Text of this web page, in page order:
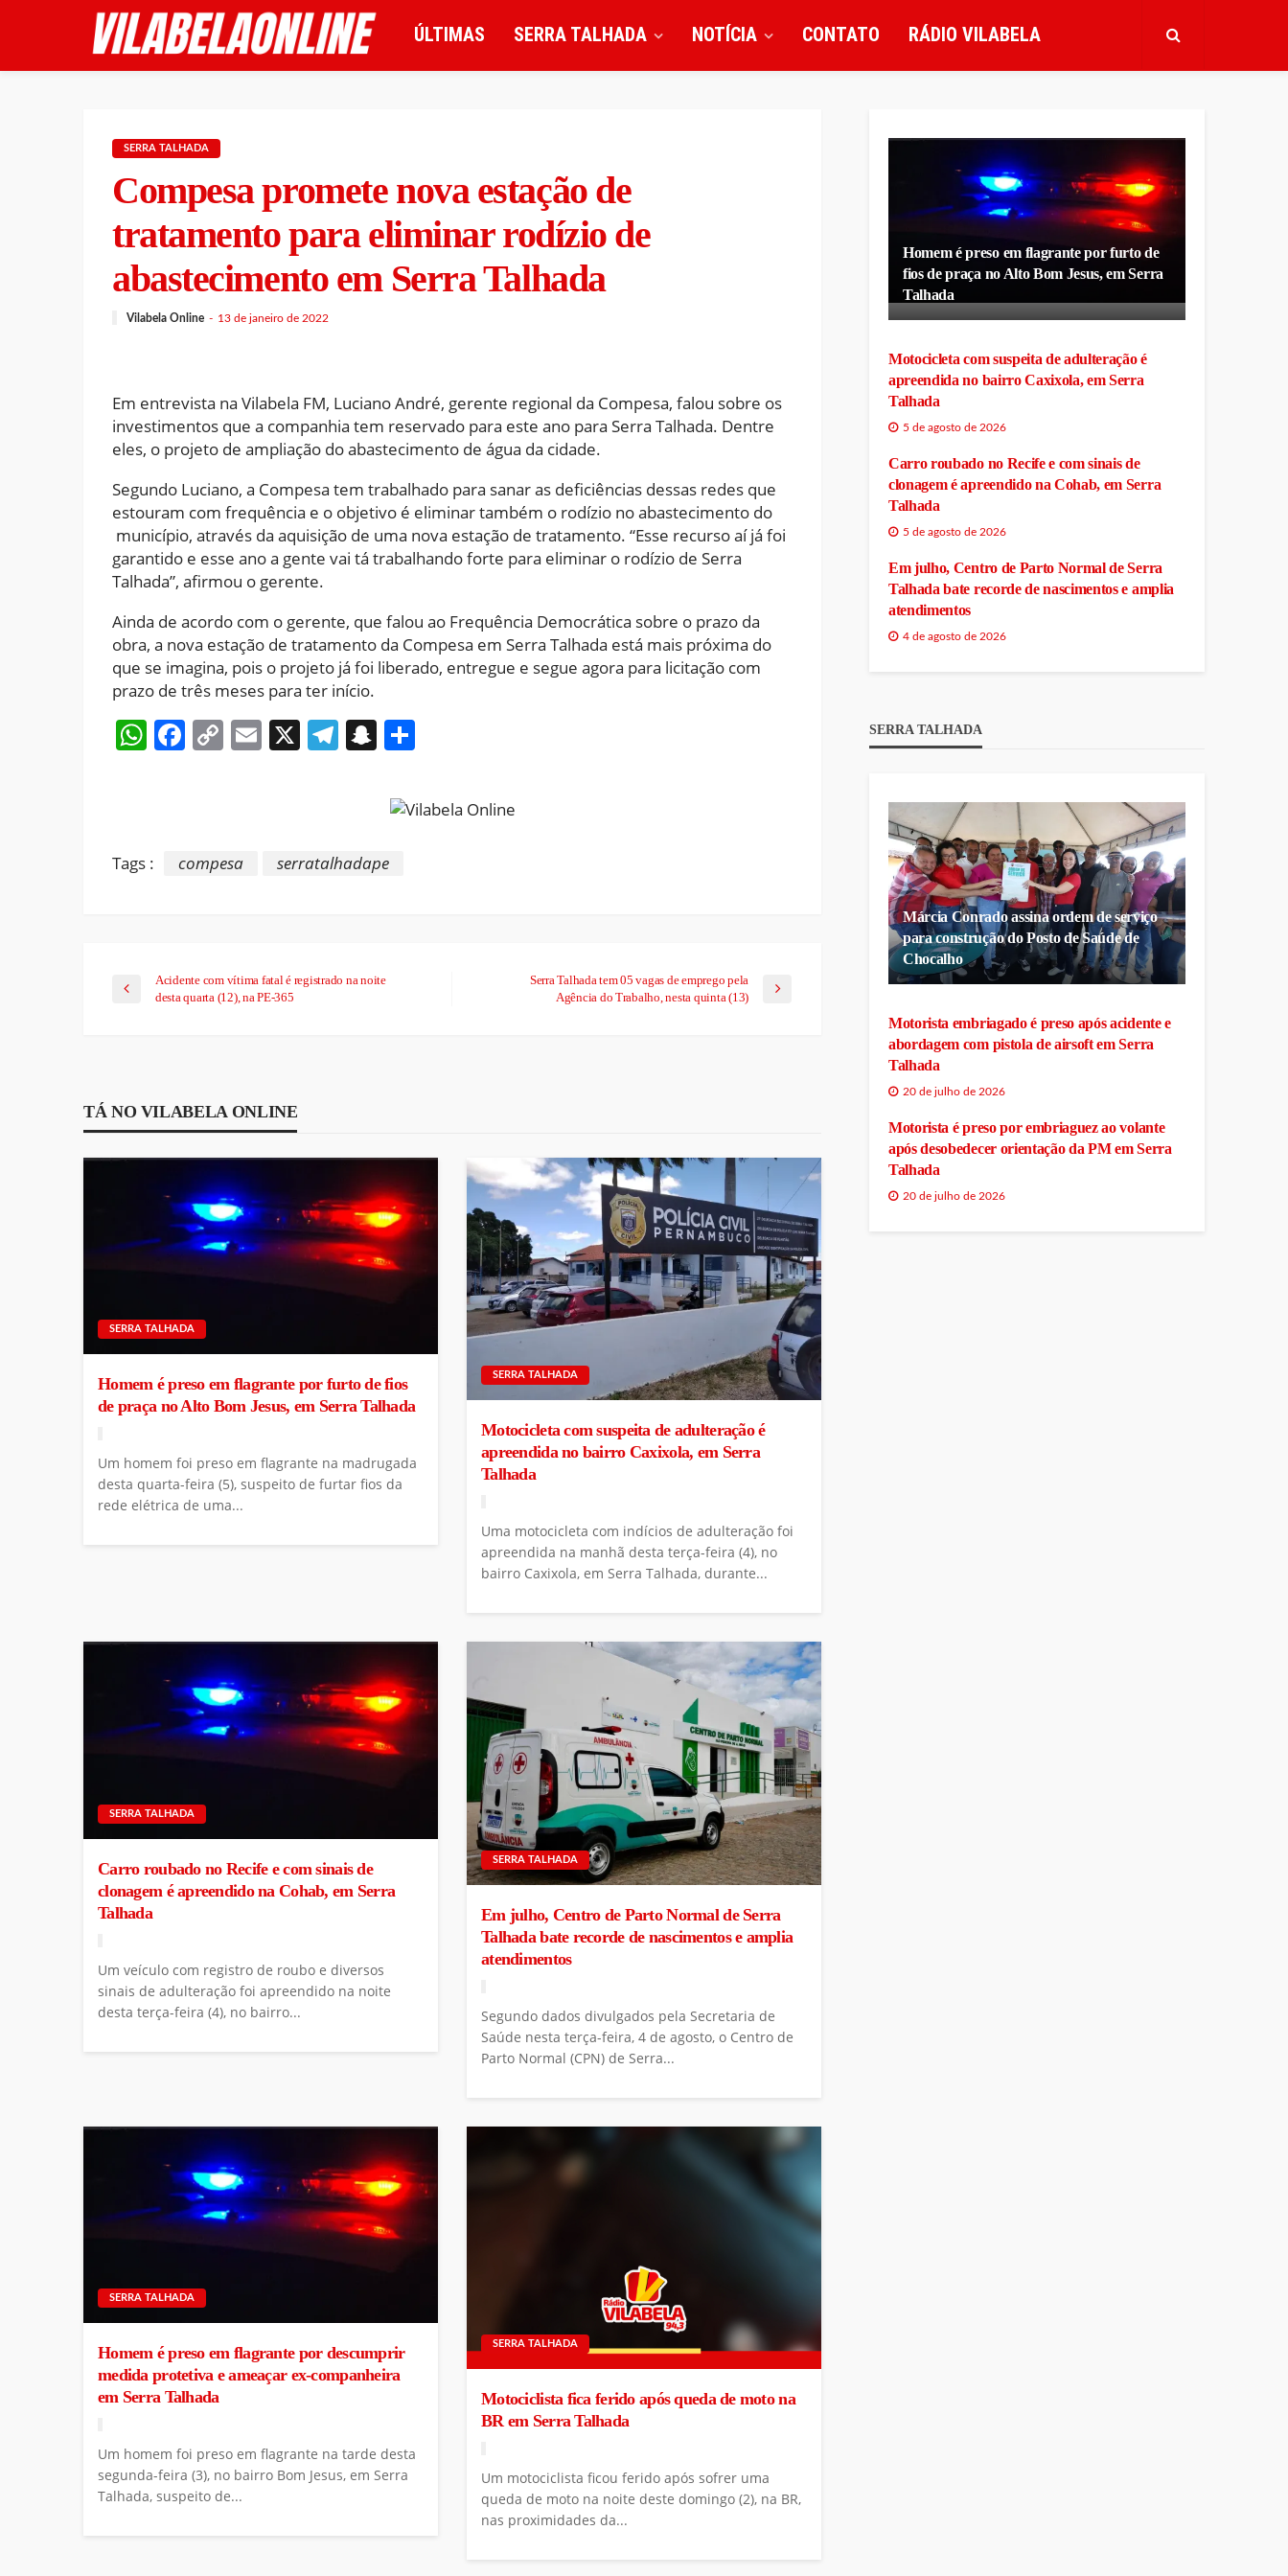
ÚLTIMAS SERRA TALHADA NOTÍCIA CONTATO RÁDIO VILABELA
SERRA TALHADA
Compesa promete nova estação de
tratamento para eliminar rodízio de
abastecimento em Serra Talhada
Vilabela Online 13 de janeiro de 2022
Em entrevista na Vilabela FM, Luciano André, gerente regional da Compesa, falou sobre os
investimentos que a companhia tem reservado para este ano para Serra Talhada. Dentre
eles, o projeto de ampliação do abastecimento de água da cidade.
Segundo Luciano, a Compesa tem trabalhado para sanar as deficiências dessas redes que
estouram com frequência e o objetivo é eliminar também o rodízio no abastecimento do
município, através da aquisição de uma nova estação de tratamento. “Esse recurso aí já foi
garantido e esse ano a gente vai tá trabalhando forte para eliminar o rodízio de Serra
Talhada”, afirmou o gerente.
Ainda de acordo com o gerente, que falou ao Frequência Democrática sobre o prazo da
obra, a nova estação de tratamento da Compesa em Serra Talhada está mais próxima do
que se imagina, pois o projeto já foi liberado, entregue e segue agora para licitação com
prazo de três meses para ter início.
WhatsApp
Facebook
CopyEmail
X Telegram
Snapchat
Tags : compesa serratalhadape
Acidente com vítima fatal é registrado na noite
desta quarta (12), na PE-365
Serra Talhada tem 05 vagas de emprego pela
Agência do Trabalho, nesta quinta (13)
TÁ NO VILABELA ONLINE
SERRA TALHADA
Homem é preso em flagrante por furto de fios
de praça no Alto Bom Jesus, em Serra Talhada
Um homem foi preso em flagrante na madrugada
desta quarta-feira (5), suspeito de furtar fios da
rede elétrica de uma...
SERRA TALHADA
Motocicleta com suspeita de adulteração é
apreendida no bairro Caxixola, em Serra
Talhada
Uma motocicleta com indícios de adulteração foi
apreendida na manhã desta terça-feira (4), no
bairro Caxixola, em Serra Talhada, durante...
SERRA TALHADA
Carro roubado no Recife e com sinais de
clonagem é apreendido na Cohab, em Serra
Talhada
Um veículo com registro de roubo e diversos
sinais de adulteração foi apreendido na noite
desta terça-feira (4), no bairro...
SERRA TALHADA
Em julho, Centro de Parto Normal de Serra
Talhada bate recorde de nascimentos e amplia
atendimentos
Segundo dados divulgados pela Secretaria de
Saúde nesta terça-feira, 4 de agosto, o Centro de
Parto Normal (CPN) de Serra...
SERRA TALHADA
Homem é preso em flagrante por descumprir
medida protetiva e ameaçar ex-companheira
em Serra Talhada
Um homem foi preso em flagrante na tarde desta
segunda-feira (3), no bairro Bom Jesus, em Serra
Talhada, suspeito de...
SERRA TALHADA
Motociclista fica ferido após queda de moto na
BR em Serra Talhada
Um motociclista ficou ferido após sofrer uma
queda de moto na noite deste domingo (2), na BR,
nas proximidades da...
Homem é preso em flagrante por furto de
fios de praça no Alto Bom Jesus, em Serra
Talhada
Motocicleta com suspeita de adulteração é
apreendida no bairro Caxixola, em Serra
Talhada
5 de agosto de 2026
Carro roubado no Recife e com sinais de
clonagem é apreendido na Cohab, em Serra
Talhada
5 de agosto de 2026
Em julho, Centro de Parto Normal de Serra
Talhada bate recorde de nascimentos e amplia
atendimentos
4 de agosto de 2026
SERRA TALHADA
Márcia Conrado assina ordem de serviço
para construção do Posto de Saúde de
Chocalho
Motorista embriagado é preso após acidente e
abordagem com pistola de airsoft em Serra
Talhada
20 de julho de 2026
Motorista é preso por embriaguez ao volante
após desobedecer orientação da PM em Serra
Talhada
20 de julho de 2026